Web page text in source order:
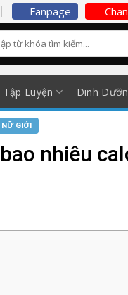
Fanpage
Luyện Dinh
NỮ GIỚI
nhiêu